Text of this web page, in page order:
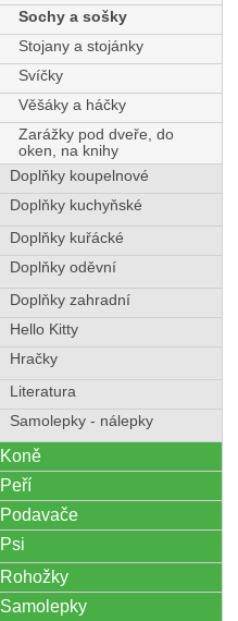
Sochy a sošky
Stojany a stojánky
Svíčky
Věšáky a háčky
Zarážky pod dveře, do
oken, na knihy
Doplňky koupelnové
Doplňky kuchyňské
Doplňky kuřácké
Doplňky oděvní
Doplňky zahradní
Hello Kitty
Hračky
Literatura
Samolepky - nálepky
Koně
Peří
Podavače
Psi
Rohožky
Samolepky